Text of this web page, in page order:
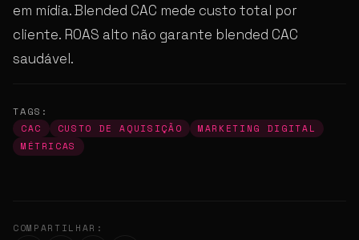
em mídia. Blended CAC mede custo total por
cliente. ROAS alto não garante blended CAC
saudável.
TAGS:
CAC CUSTO DE AQUISIÇÃO
MARKETING DIGITAL
MÉTRICAS
COMPARTILHAR: